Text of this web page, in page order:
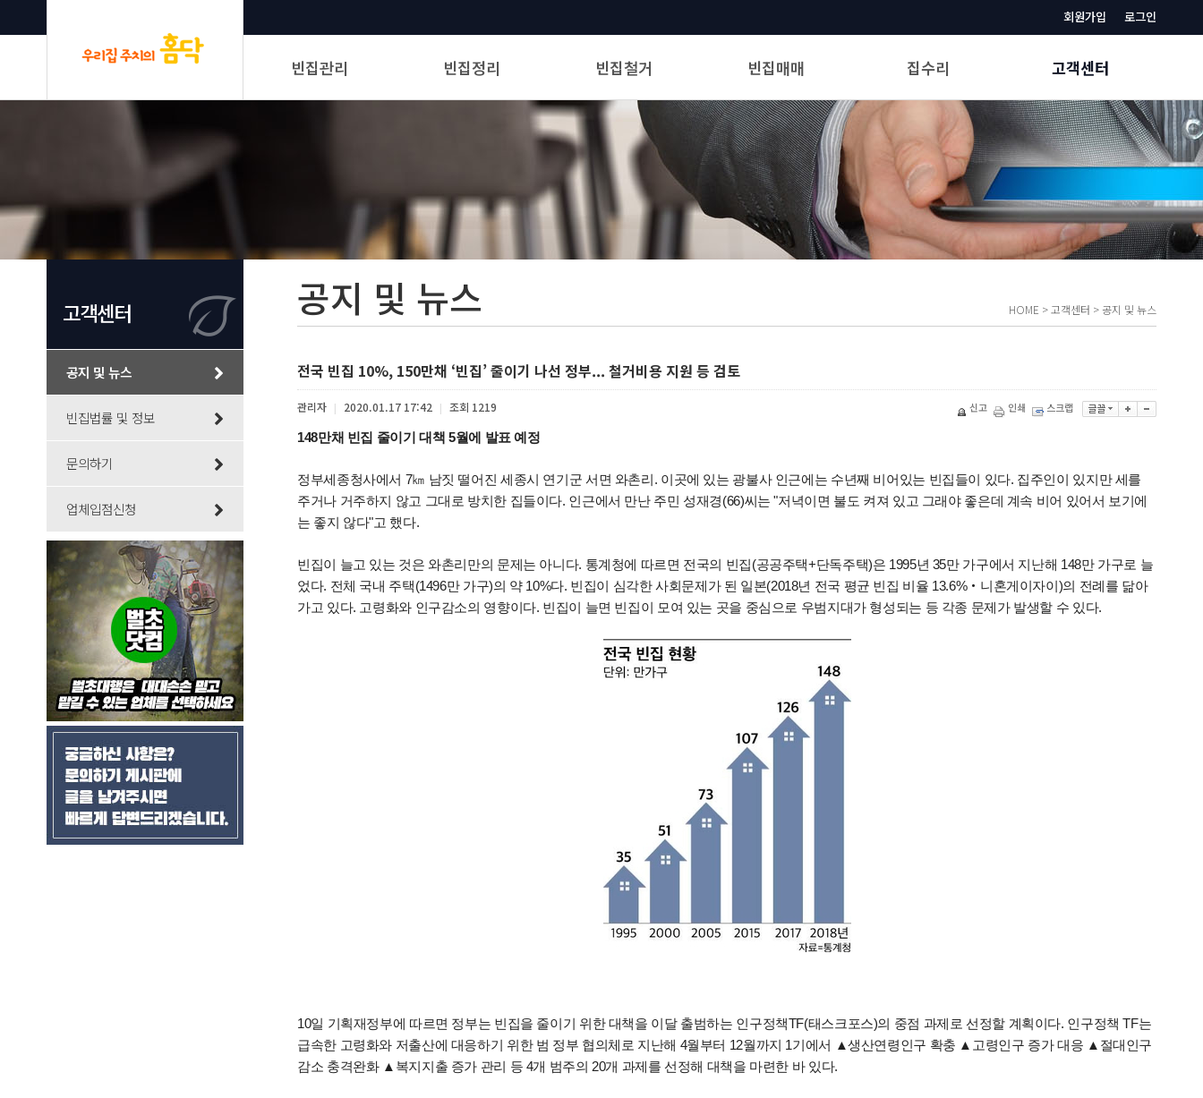
회원가입 로그인
빈집관리 빈집정리 빈집철거
신청하기
서비스 및 요금안내
철거보고
빈집매매
빈집거래
집수리
가까운 업체찾기
집수리상식
고객센터
공지 및 뉴스
빈집법률 및 정보
업체입점신청
고객센터
공지 및 뉴스
빈집법률 및 정보
문의하기
업체입점신청
HOME >고객센터 > 공지 및 뉴스
공지 및 뉴스
전국 빈집 10%, 150만채 ‘빈집’ 줄이기 나선 정부... 철거비용 지원 등 검토
관리자 | 2020.01.17 17:42 | 조회 1219 신고 인쇄 스크랩
148만채 빈집 줄이기 대책 5월에 발표 예정
정부세종청사에서 7㎞ 남짓 떨어진 세종시 연기군 서면 와촌리. 이곳에 있는 광불사 인근에는 수년째 비어있는 빈집들이 있다. 집주인이 있지만 세를
주거나 거주하지 않고 그대로 방치한 집들이다. 인근에서 만난 주민 성재경(66)씨는 "저녁이면 불도 켜져 있고 그래야 좋은데 계속 비어 있어서 보기에
는 좋지 않다"고 했다.
빈집이 늘고 있는 것은 와촌리만의 문제는 아니다. 통계청에 따르면 전국의 빈집(공공주택+단독주택)은 1995년 35만 가구에서 지난해 148만 가구로 늘
었다. 전체 국내 주택(1496만 가구)의 약 10%다. 빈집이 심각한 사회문제가 된 일본(2018년 전국 평균 빈집 비율 13.6%‧니혼게이자이)의 전례를 닮아
가고 있다. 고령화와 인구감소의 영향이다. 빈집이 늘면 빈집이 모여 있는 곳을 중심으로 우범지대가 형성되는 등 각종 문제가 발생할 수 있다.
10일 기획재정부에 따르면 정부는 빈집을 줄이기 위한 대책을 이달 출범하는 인구정책TF(태스크포스)의 중점 과제로 선정할 계획이다. 인구정책 TF는
급속한 고령화와 저출산에 대응하기 위한 범 정부 협의체로 지난해 4월부터 12월까지 1기에서 ▲생산연령인구 확충 ▲고령인구 증가 대응 ▲절대인구
감소 충격완화 ▲복지지출 증가 관리 등 4개 범주의 20개 과제를 선정해 대책을 마련한 바 있다.